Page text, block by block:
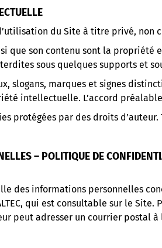
du Site à titre privé, non
que son contenu sont la
sous quelques supports et
slogans, marques et signes
intellectuelle. L’accord
protégées par des droits
– POLITIQUE DE
des informations personnelles
qui est consultable sur le
peut adresser un courrier postal à